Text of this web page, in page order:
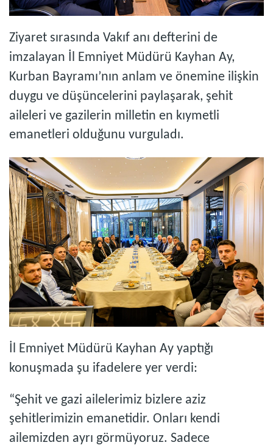
Ziyaret sırasında Vakıf anı defterini de
imzalayan İl Emniyet Müdürü Kayhan Ay,
Kurban Bayramı’nın anlam ve önemine ilişkin
duygu ve düşüncelerini paylaşarak, şehit
aileleri ve gazilerin milletin en kıymetli
emanetleri olduğunu vurguladı.
İl Emniyet Müdürü Kayhan Ay yaptığı
konuşmada şu ifadelere yer verdi:
“Şehit ve gazi ailelerimiz bizlere aziz
şehitlerimizin emanetidir. Onları kendi
ailemizden ayrı görmüyoruz. Sadece